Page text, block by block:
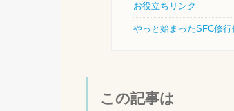
お役立ちリンク
やっと始まったSFC修行
この記事は